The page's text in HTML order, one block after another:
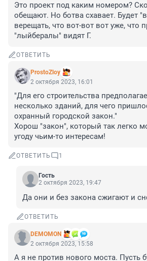
Это проект под каким номером?
обещают. Но ботва схавает. Будет
верещать, что вот-вот вот уже, что
"лыйбералы" видят Г.
ОТВЕТИТЬ
ProstoZloy
2 октября 2023, 16:01
"Для его строительства
несколько зданий, для чего
охранный городской закон."
Хорош "закон", который так легко
угоду чьим-то интересам!
ОТВЕТИТЬ 1
Гость
2 октября 2023, 19:47
Да они и без закона сжигают и
ОТВЕТИТЬ
DEMOMON
2 октября 2023, 15:58
А я не против нового моста. Пусть